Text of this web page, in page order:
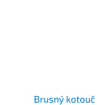
Brusný